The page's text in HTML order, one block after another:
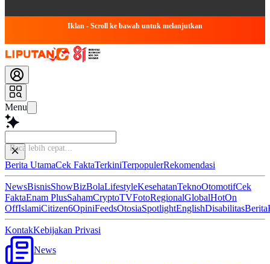
Iklan - Scroll ke bawah untuk melanjutkan
Menu
Baca le
Berita UtamaCek FaktaTerkiniTerpopulerRekomendasi
NewsBisnisShowBizBolaLifestyleKesehatanTeknoOtomotifCek
FaktaEnam PlusSahamCryptoTVFotoRegionalGlobalHotOn
OffIslamiCitizen6OpiniFeedsOtosiaSpotlightEnglishDisabilitasBerita
KontakKebijakan Privasi
News